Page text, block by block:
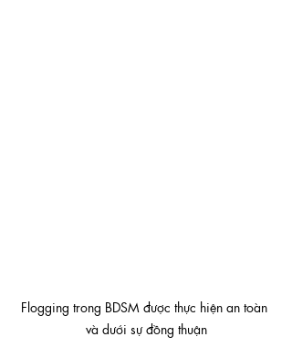
Flogging trong BDSM được thực hiện an toàn
và dưới sự đồng thuận